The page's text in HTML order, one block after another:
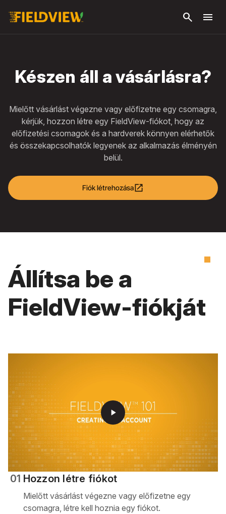
search menu
Készen áll a vásárlásra?
Mielőtt vásárlást végezne vagy előfizetne egy csomagra,
kérjük, hozzon létre egy FieldView-fiókot, hogy az
előfizetési csomagok és a hardverek könnyen elérhetők
és összekapcsolhatók legyenek az alkalmazás élményén
belül.
Fiók létrehozása open_in_new
Állítsa be a
FieldView-fiókját
play_arrow
01 Hozzon létre fiókot
Mielőtt vásárlást végezne vagy előfizetne egy
csomagra, létre kell hoznia egy fiókot.